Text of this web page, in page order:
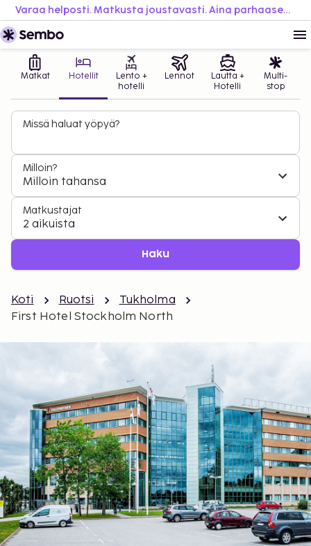
Varaa helposti. Matkusta joustavasti. Aina parhaaseen hintaan.
Matkat Hotellit
Lento +
hotelli
Lennot
Lautta +
Hotelli
Multi-
stop
Missä haluat yöpyä?
Milloin?
Milloin tahansa
Matkustajat
2 aikuista
Haku
Koti Ruotsi
Tukholma
First Hotel Stockholm North